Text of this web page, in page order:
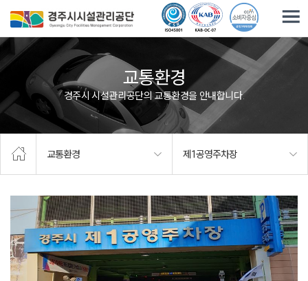
교통환경
경주시 시설관리공단의 교통환경을 안내합니다.
교통환경 제1공영주차장